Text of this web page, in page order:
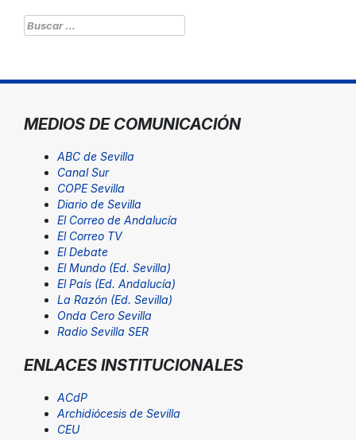
Buscar:
MEDIOS DE COMUNICACIÓN
ABC de Sevilla
Canal Sur
COPE Sevilla
Diario de Sevilla
El Correo de Andalucía
El Correo TV
El Debate
El Mundo (Ed. Sevilla)
El País (Ed. Andalucía)
La Razón (Ed. Sevilla)
Onda Cero Sevilla
Radio Sevilla SER
ENLACES INSTITUCIONALES
ACdP
Archidiócesis de Sevilla
CEU